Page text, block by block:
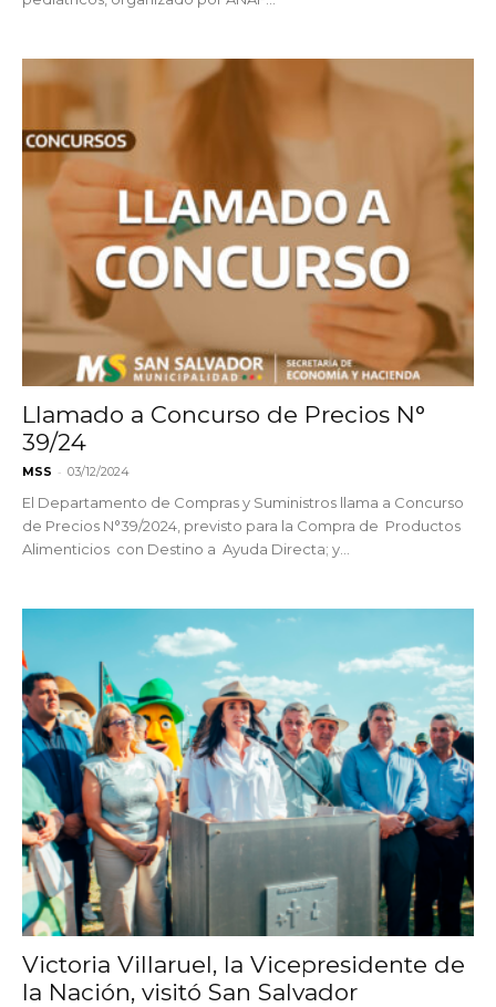
Llamado a Concurso de Precios N°
39/24
MSS - 03/12/2024
El Departamento de Compras y Suministros llama a Concurso
de Precios N°39/2024, previsto para la Compra de Productos
Alimenticios con Destino a Ayuda Directa; y...
Victoria Villaruel, la Vicepresidente de
la Nación, visitó San Salvador